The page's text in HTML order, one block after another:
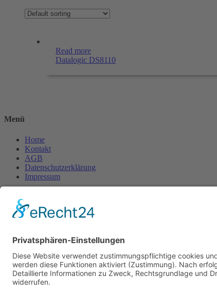
Read more
Datalogic DS8110
Menü
Home
Kontakt
AGB
Datenschutzerklärung
Impressum
BSI Vertriebs GmbH
64572 Büttelborn
Telefon: 00496152187370
Telefax: 004961521873727
E-Mail: info@bsivertrieb.de